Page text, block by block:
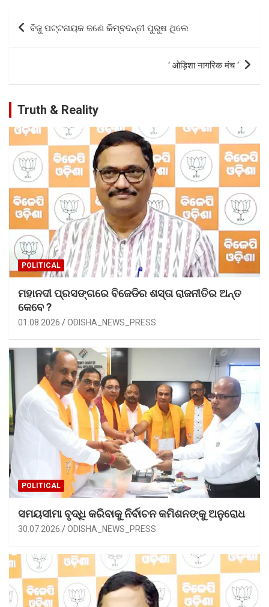
o
A
e
Post
navigation
ବିଜୁ ପଟ୍ଟନାୟକ ଜଣେ କିମ୍ବଦନ୍ତୀ ପୁରୁଷ ଥିଲେ
‘ ओड़िशा नागरिक मंच ‘
Truth & Reality
POLITICAL
ମହାନଦୀ ପ୍ରସଙ୍ଗରେ ବିଜେଡିର ଶସ୍ତା ରାଜନୀତିର ଅନ୍ତ
କେବେ ?
01.08.2026 ODISHA_NEWS_PRESS
POLITICAL
ସମୟସୀମା ବୃଦ୍ଧି କରିବାକୁ ନିର୍ବାଚନ କମିଶନଙ୍କୁ ଅନୁରୋଧ
30.07.2026 ODISHA_NEWS_PRESS